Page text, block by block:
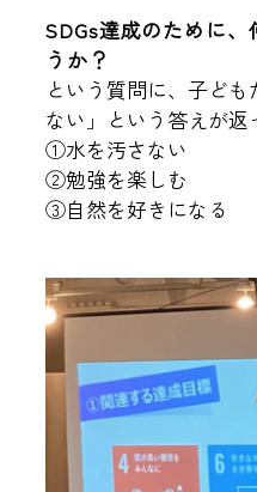
SDGs達成のために
うか？
という質問に、子ど
ない」という答えが返
①水を汚さない
②勉強を楽しむ
③自然を好きになる